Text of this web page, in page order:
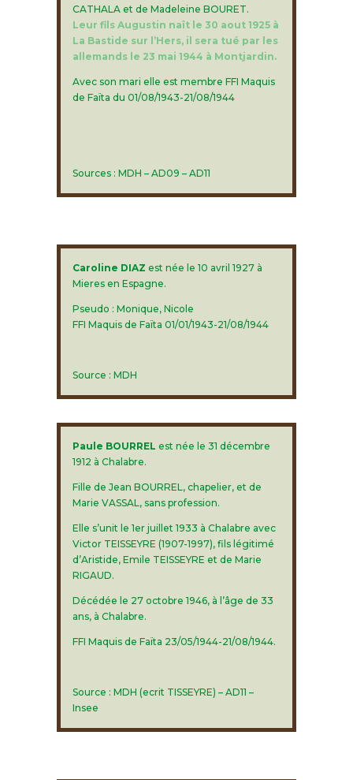
CATHALA et de Madeleine BOURET.
Leur fils Augustin naît le 30 aout 1925 à
La Bastide sur l’Hers, il sera tué par les
allemands le 23 mai 1944 à Montjardin.
Avec son mari elle est membre FFI Maquis
de Faïta du 01/08/1943-21/08/1944
Sources : MDH – AD09 – AD11
Caroline DIAZ est née le 10 avril 1927 à
Mieres en Espagne.
Pseudo : Monique, Nicole
FFI Maquis de Faïta 01/01/1943-21/08/1944
Source : MDH
Paule BOURREL est née le 31 décembre
1912 à Chalabre.
Fille de Jean BOURREL, chapelier, et de
Marie VASSAL, sans profession.
Elle s’unit le 1er juillet 1933 à Chalabre avec
Victor TEISSEYRE (1907-1997), fils légitimé
d’Aristide, Emile TEISSEYRE et de Marie
RIGAUD.
Décédée le 27 octobre 1946, à l’âge de 33
ans, à Chalabre.
FFI Maquis de Faïta 23/05/1944-21/08/1944.
Source : MDH (ecrit TISSEYRE) – AD11 –
Insee